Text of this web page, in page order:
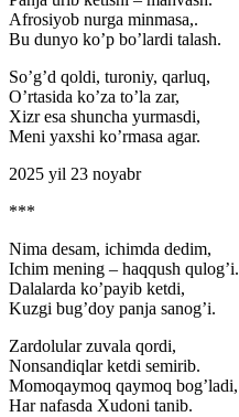
Afrosiyob nurga minmasa,.
Bu dunyo ko’p bo’lardi talash.
So’g’d qoldi, turoniy, qarluq,
O’rtasida ko’za to’la zar,
Xizr esa shuncha yurmasdi,
Meni yaxshi ko’rmasa agar.
2025 yil 23 noyabr
***
Nima desam, ichimda dedim,
Ichim mening – haqqush qulog’i.
Dalalarda ko’payib ketdi,
Kuzgi bug’doy panja sanog’i.
Zardolular zuvala qordi,
Nonsandiqlar ketdi semirib.
Momoqaymoq qaymoq bog’ladi,
Har nafasda Xudoni tanib.